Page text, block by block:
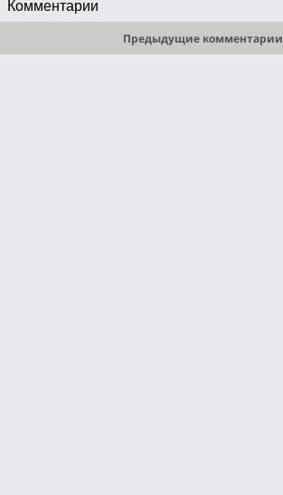
Комментарии
Предыдущие комментарии